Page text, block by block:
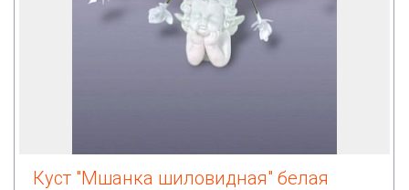
Куст "Мшанка шиловидная" белая